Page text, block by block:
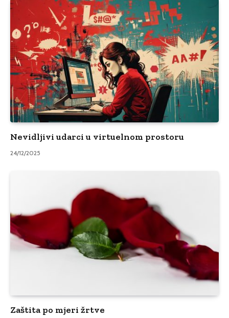
Nevidljivi udarci u virtuelnom prostoru
24/12/2025
Zaštita po mjeri žrtve